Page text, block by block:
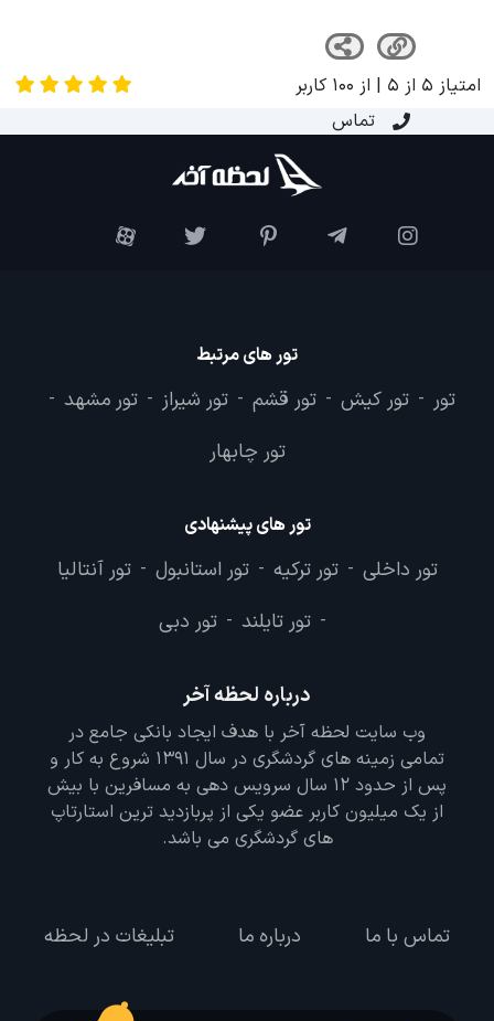
امتیاز 5 از 5 | از 100 کاربر
تماس
تور های مرتبط
تور - تور کیش - تور قشم - تور شیراز - تور مشهد -
تور چابهار
تور های پیشنهادی
تور داخلی - تور ترکیه - تور استانبول - تور آنتالیا
- تور تایلند - تور دبی
درباره لحظه آخر
وب سایت لحظه آخر با هدف ایجاد بانکی جامع در
تمامی زمینه های گردشگری در سال 1391 شروع به کار و
پس از حدود 12 سال سرویس دهی به مسافرین با بیش
از یک میلیون کاربر عضو یکی از پربازدید ترین استارتاپ
های گردشگری می باشد.
تماس با ما درباره ما تبلیغات در لحظه